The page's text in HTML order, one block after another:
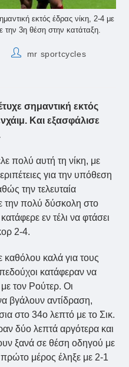
εκτός έδρας νίκη, 2-4 με
την 3η θέση στην κατάταξη.
Postmr sportcycles
σημαντική εκτός
Και εξασφάλισε
πολύ αυτή τη νίκη, με
για την υπόθεση
την τελευταία
την πολύ δύσκολη στο
εν τέλι να φτάσει
2-4.
καθόλου καλά για τους
κατάφεραν να
τον Ρούτερ. Οι
βγάλουν αντίδραση,
στο 34ο λεπτό με το Σικ.
δύο λεπτά αργότερα και
ξανά σε θέση οδηγού με
μέρος έληξε με 2-1